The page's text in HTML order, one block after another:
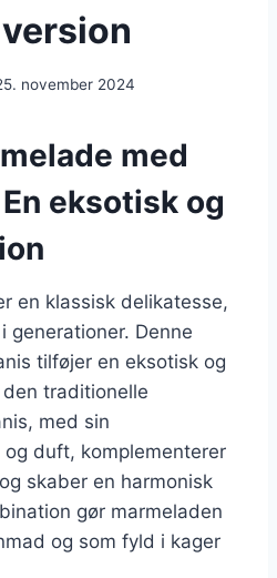
november 2024
med
eksotisk og
en klassisk delikatesse,
Denne
tilføjer en eksotisk og
traditionelle
med sin
duft, komplementerer
skaber en harmonisk
gør marmeladen
og som fyld i kager